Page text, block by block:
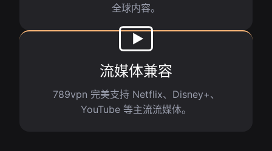
全球内容。
流媒体兼容
789vpn 完美支持 Netflix、Disney+、
YouTube 等主流流媒体。